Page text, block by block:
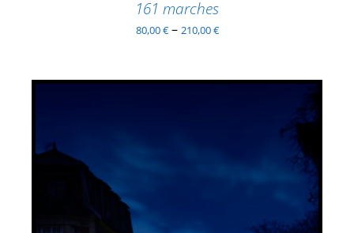
161 marches
80,00€– 210,00€